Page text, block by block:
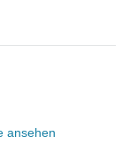
diese Reise
zu
Worte an ihn
aus
hoffen, Sie
ansehen